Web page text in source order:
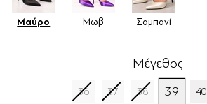
Μαύρο Μωβ Σαμπανί
Μέγεθος
36 37 38 39 40